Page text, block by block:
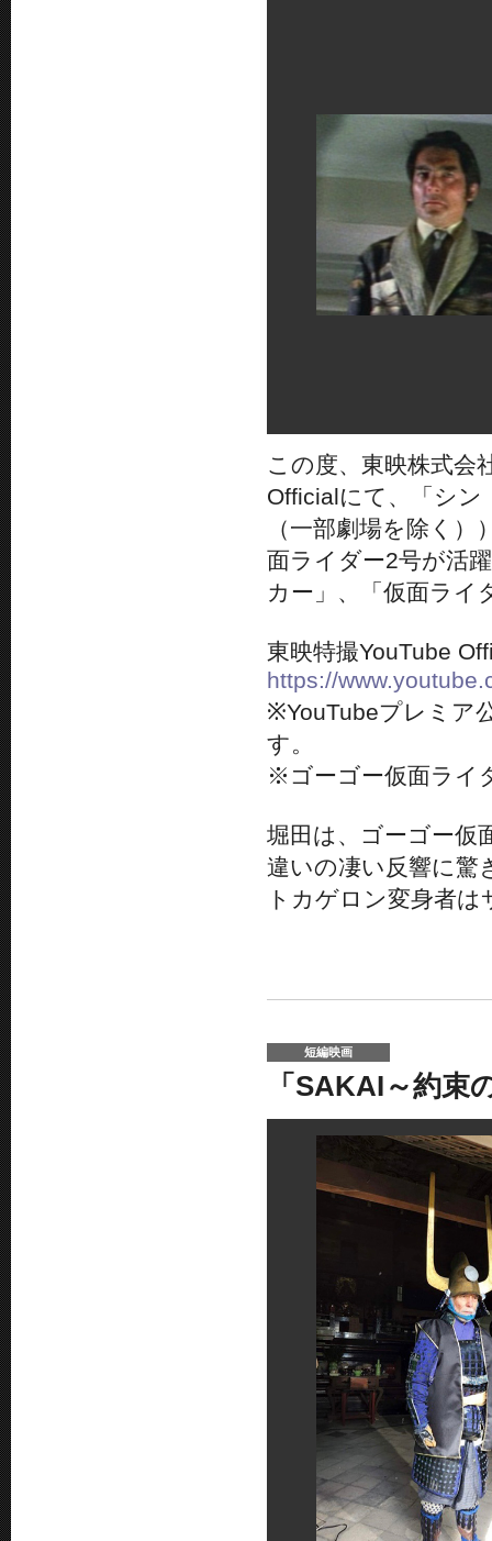
この度、東映株式会
Officialにて、「シン
（一部劇場を除く
面ライダー2号が活
カー」、「仮面ライ
東映特撮YouTube
https://
※YouTubeプレミア
す。
※ゴーゴー仮面ライ
堀田は、ゴーゴー仮
違いの凄い反響に驚
トカゲロン変身者
短編映画
「SAKAI～約束